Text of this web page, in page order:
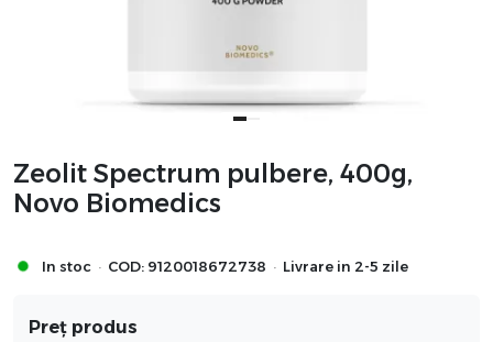
Zeolit Spectrum pulbere, 400g,
Novo Biomedics
In stoc · COD: 9120018672738 · Livrare in 2-5 zile
Preț produs